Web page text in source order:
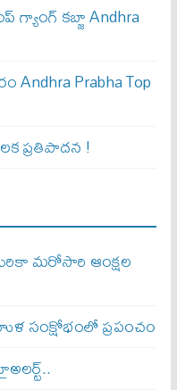
గ్యాంగ్ క‌బ్జా Andhra
Andhra Prabha Top
ప్రతిపాదన !
మరోసారి ఆంక్షల
సంక్షోభంలో ప్రపంచం